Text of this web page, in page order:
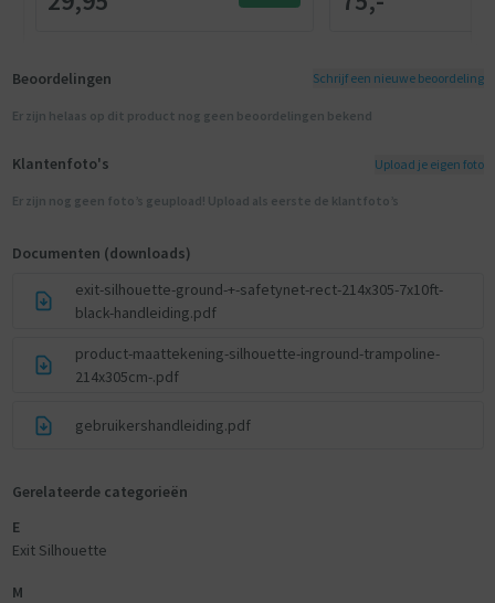
Beoordelingen Schrijf een nieuwe beoordeling
Er zijn helaas op dit product nog geen beoordelingen bekend
Klantenfoto's Upload je eigen foto
Er zijn nog geen foto’s geupload! Upload als eerste de klantfoto’s
Documenten (downloads)
exit-silhouette-ground-+-safetynet-rect-214x305-7x10ft-
black-handleiding.pdf
product-maattekening-silhouette-inground-trampoline-
214x305cm-.pdf
gebruikershandleiding.pdf
Gerelateerde categorieën
E
Exit Silhouette
M